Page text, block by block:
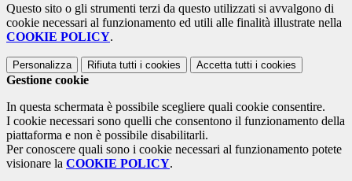
Questo sito o gli strumenti terzi da questo utilizzati si avvalgono di
cookie necessari al funzionamento ed utili alle finalità illustrate nella
COOKIE POLICY.
Personalizza Rifiuta tutti i cookies Accetta tutti i cookies
Gestione cookie
In questa schermata è possibile scegliere quali cookie consentire.
I cookie necessari sono quelli che consentono il funzionamento della
piattaforma e non è possibile disabilitarli.
Per conoscere quali sono i cookie necessari al funzionamento potete
visionare la COOKIE POLICY.